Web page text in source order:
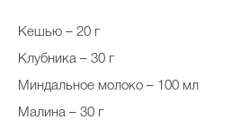
Кешью – 20 г
Клубника – 30 г
Миндальное молоко – 100 мл
Малина – 30 г